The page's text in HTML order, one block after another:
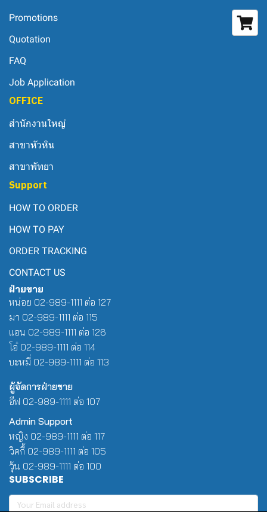
Promotions
Quotation
FAQ
Job Application
OFFICE
สำนักงานใหญ่
สาขาหัวหิน
สาขาพัทยา
Support
HOW TO ORDER
HOW TO PAY
ORDER TRACKING
CONTACT US
ฝ่ายขาย
หน่อย 02-989-1111 ต่อ 127
มา 02-989-1111 ต่อ 115
แอน 02-989-1111 ต่อ 126
โอ๋ 02-989-1111 ต่อ 114
บะหมี่ 02-989-1111 ต่อ 113
ผู้จัดการฝ่ายขาย
อีฟ 02-989-1111 ต่อ 107
Admin Support
หญิง 02-989-1111 ต่อ 117
วิคกี้ 02-989-1111 ต่อ 105
วุ้น 02-989-1111 ต่อ 100
SUBSCRIBE